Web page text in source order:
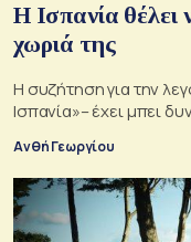
Η Ισπανία θέλει
χωριά της
Η συζήτηση για την
Ισπανία»– έχει μπει
Ανθή Γεωργίου